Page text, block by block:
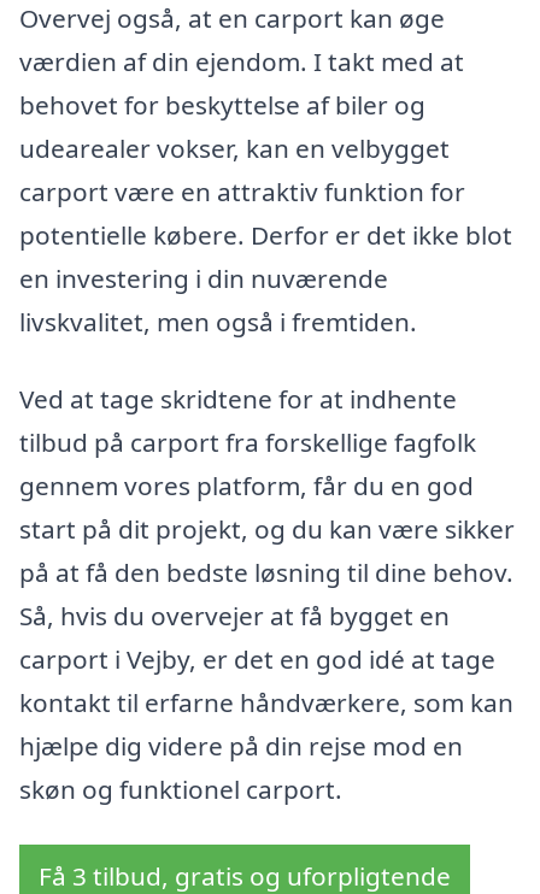
Overvej også, at en carport kan øge
værdien af din ejendom. I takt med at
behovet for beskyttelse af biler og
udearealer vokser, kan en velbygget
carport være en attraktiv funktion for
potentielle købere. Derfor er det ikke blot
en investering i din nuværende
livskvalitet, men også i fremtiden.
Ved at tage skridtene for at indhente
tilbud på carport fra forskellige fagfolk
gennem vores platform, får du en god
start på dit projekt, og du kan være sikker
på at få den bedste løsning til dine behov.
Så, hvis du overvejer at få bygget en
carport i Vejby, er det en god idé at tage
kontakt til erfarne håndværkere, som kan
hjælpe dig videre på din rejse mod en
skøn og funktionel carport.
Få 3 tilbud, gratis og uforpligtende